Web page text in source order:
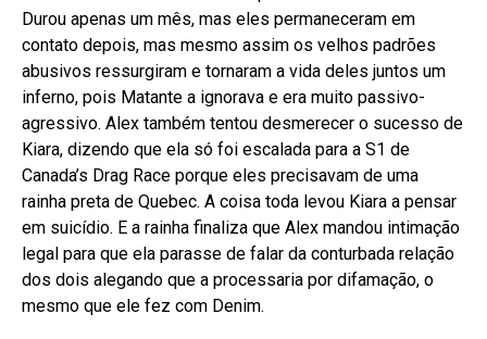
Durou apenas um mês, mas eles permaneceram em
contato depois, mas mesmo assim os velhos padrões
abusivos ressurgiram e tornaram a vida deles juntos um
inferno, pois Matante a ignorava e era muito passivo-
agressivo. Alex também tentou desmerecer o sucesso de
Kiara, dizendo que ela só foi escalada para a S1 de
Canada’s Drag Race porque eles precisavam de uma
rainha preta de Quebec. A coisa toda levou Kiara a pensar
em suicídio. E a rainha finaliza que Alex mandou intimação
legal para que ela parasse de falar da conturbada relação
dos dois alegando que a processaria por difamação, o
mesmo que ele fez com Denim.